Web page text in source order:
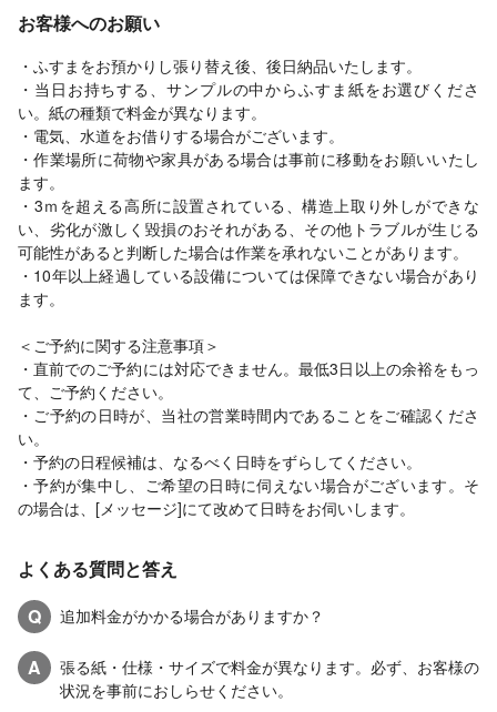
お客様へのお願い
・ふすまをお預かりし張り替え後、後日納品いたします。
・当日お持ちする、サンプルの中からふすま紙をお選びくださ
い。紙の種類で料金が異なります。
・電気、水道をお借りする場合がございます。
・作業場所に荷物や家具がある場合は事前に移動をお願いいたし
ます。
・3ｍを超える高所に設置されている、構造上取り外しができな
い、劣化が激しく毀損のおそれがある、その他トラブルが生じる
可能性があると判断した場合は作業を承れないことがあります。
・10年以上経過している設備については保障できない場合があり
ます。
＜ご予約に関する注意事項＞
・直前でのご予約には対応できません。最低3日以上の余裕をもっ
て、ご予約ください。
・ご予約の日時が、当社の営業時間内であることをご確認くださ
い。
・予約の日程候補は、なるべく日時をずらしてください。
・予約が集中し、ご希望の日時に伺えない場合がございます。そ
の場合は、[メッセージ]にて改めて日時をお伺いします。
よくある質問と答え
Q
追加料金がかかる場合がありますか？
A
張る紙・仕様・サイズで料金が異なります。必ず、お客様の
状況を事前におしらせください。